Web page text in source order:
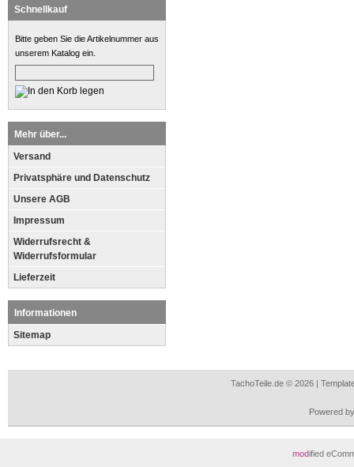
Schnellkauf
Bitte geben Sie die Artikelnummer aus
unserem Katalog ein.
Mehr über...
Versand
Privatsphäre und Datenschutz
Unsere AGB
Impressum
Widerrufsrecht &
Widerrufsformular
Lieferzeit
Informationen
Sitemap
TachoTeile.de © 2026 |
Powered
modified